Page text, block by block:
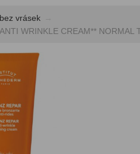
vrásek
WRINKLE CREAM**